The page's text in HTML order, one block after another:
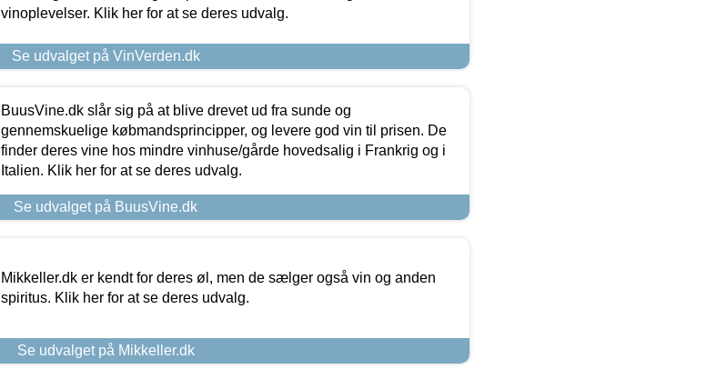
vinoplevelser. Klik her for at se deres udvalg.
Se udvalget på VinVerden.dk
BuusVine.dk slår sig på at blive drevet ud fra sunde og
gennemskuelige købmandsprincipper, og levere god vin til prisen. De
finder deres vine hos mindre vinhuse/gårde hovedsalig i Frankrig og i
Italien. Klik her for at se deres udvalg.
Se udvalget på BuusVine.dk
Mikkeller.dk er kendt for deres øl, men de sælger også vin og anden
spiritus. Klik her for at se deres udvalg.
Se udvalget på Mikkeller.dk